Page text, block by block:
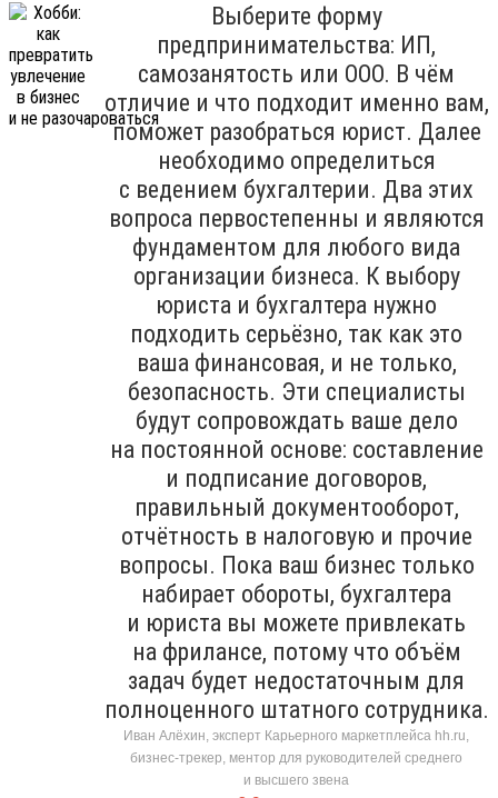
Выберите форму
предпринимательства: ИП,
самозанятость или ООО. В чём
отличие и что подходит именно вам,
поможет разобраться юрист. Далее
необходимо определиться
с ведением бухгалтерии. Два этих
вопроса первостепенны и являются
фундаментом для любого вида
организации бизнеса. К выбору
юриста и бухгалтера нужно
подходить серьёзно, так как это
ваша финансовая, и не только,
безопасность. Эти специалисты
будут сопровождать ваше дело
на постоянной основе: составление
и подписание договоров,
правильный документооборот,
отчётность в налоговую и прочие
вопросы. Пока ваш бизнес только
набирает обороты, бухгалтера
и юриста вы можете привлекать
на фрилансе, потому что объём
задач будет недостаточным для
полноценного штатного сотрудника.
Иван Алёхин, эксперт Карьерного маркетплейса hh.ru,
бизнес-трекер, ментор для руководителей среднего
и высшего звена